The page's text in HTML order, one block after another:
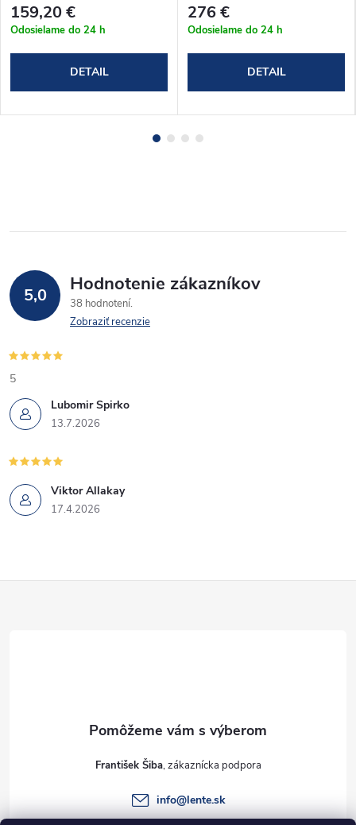
159,20 €
Odosielame do 24 h
DETAIL
276 €
Odosielame do 24 h
DETAIL
5,0 Hodnotenie zákazníkov
38 hodnotení
Zobraziť recenzie
Lubomir Spirko
13.7.2026
5
Viktor Allakay
17.4.2026
František Šiba
info@lente.sk